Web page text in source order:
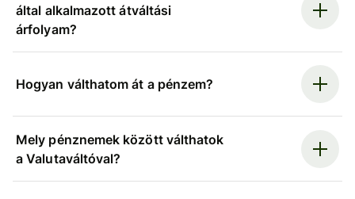
által alkalmazott átváltási
árfolyam?
Hogyan válthatom át a pénzem?
Mely pénznemek között válthatok
a Valutaváltóval?